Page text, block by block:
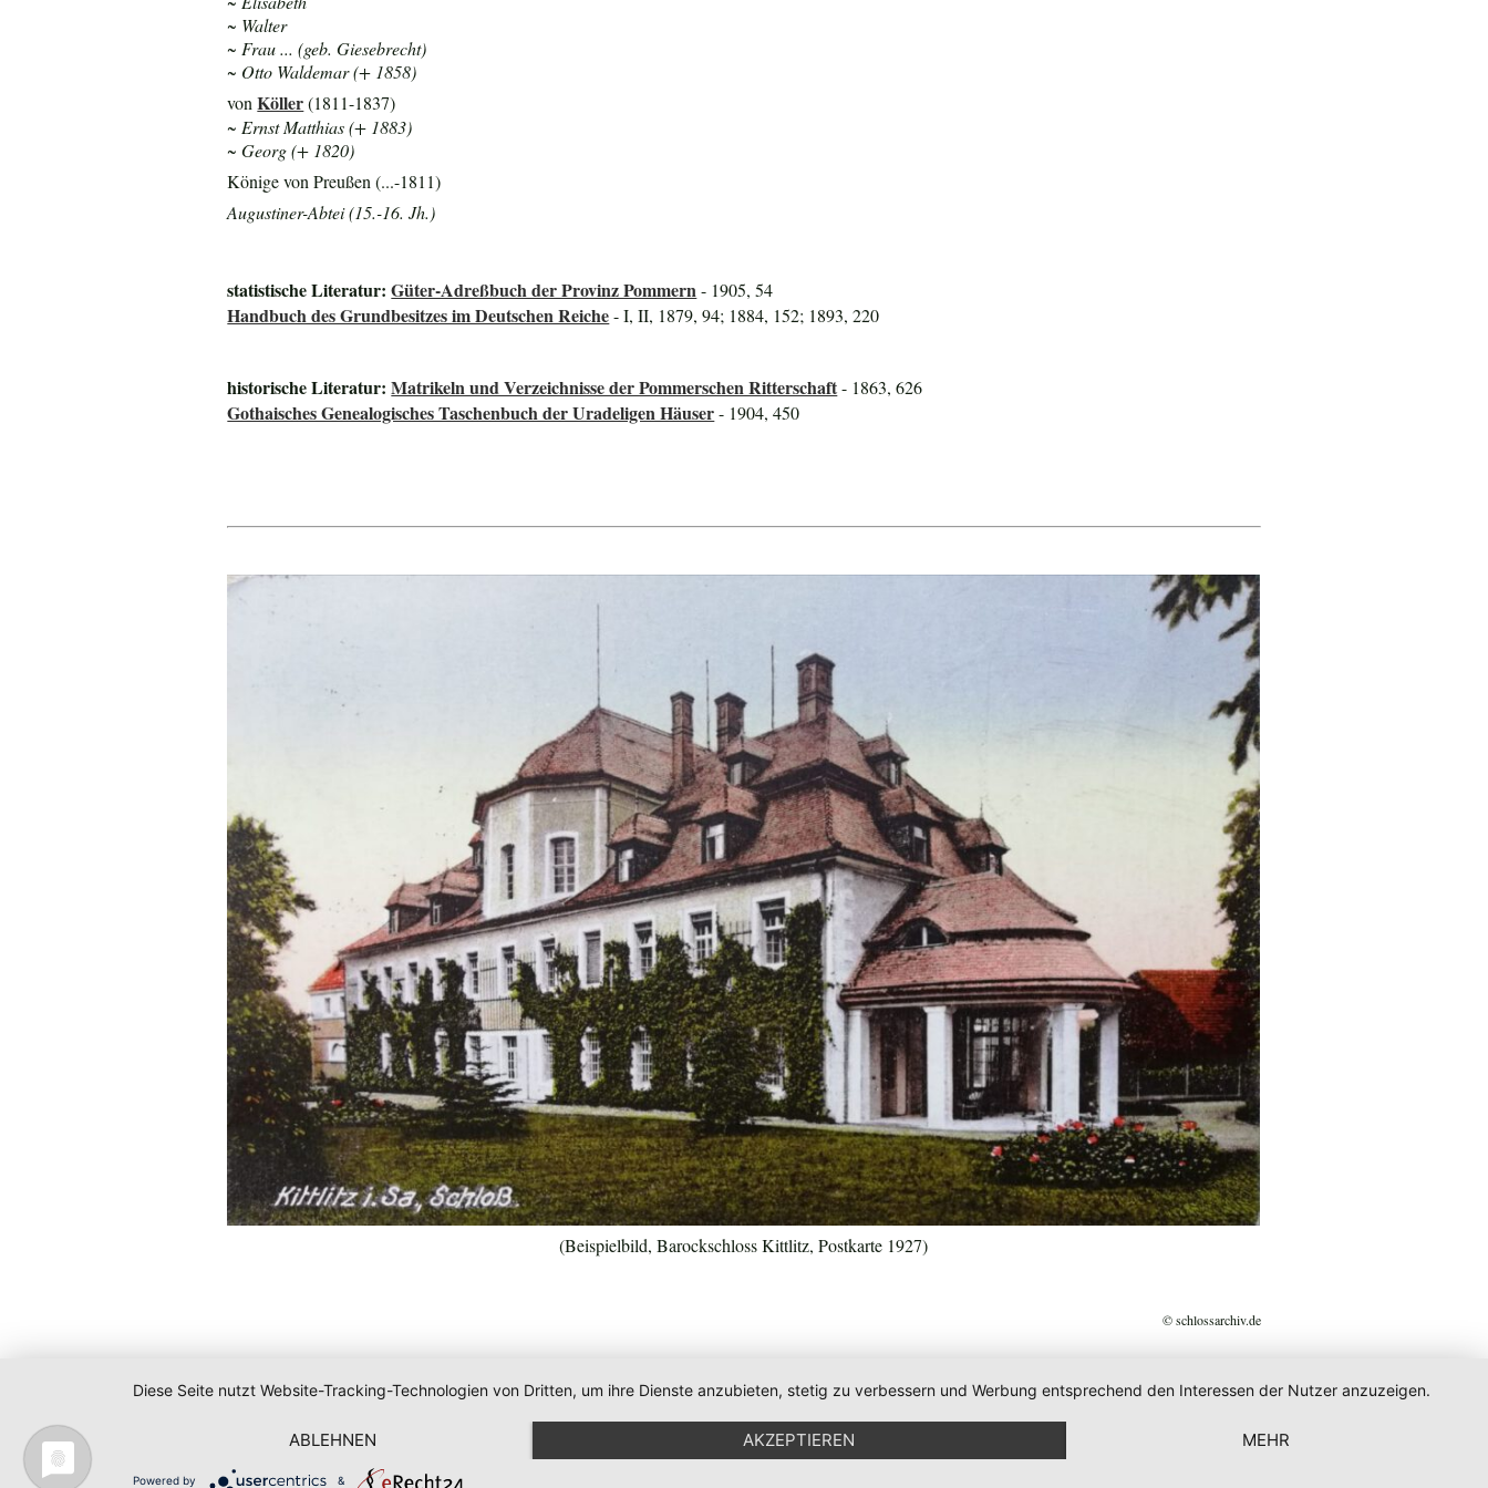
~ Walter
~ Frau ... (geb. Giesebrecht)
~ Otto Waldemar (+ 1858)
vonKöller(1811-1837)
~ Ernst Matthias (+ 1883)
~ Georg (+ 1820)
Könige von Preußen (...-1811)
Augustiner-Abtei (15.-16. Jh.)
statistische Literatur:Güter-Adreßbuch der Provinz Pommern- 1905, 54
Handbuch des Grundbesitzes im Deutschen Reiche- I, II, 1879, 94; 1884, 152; 1893, 220
historische Literatur:Matrikeln und Verzeichnisse der Pommerschen Ritterschaft- 1863, 626
Gothaisches Genealogisches Taschenbuch der Uradeligen Häuser- 1904, 450
(Beispielbild, Barockschloss Kittlitz, Postkarte 1927)
© schlossarchiv.de
Diese Seite nutzt Website-Tracking-Technologien von Dritten, um ihre Dienste anzubieten, stetig zu verbessern und Werbung entsprechend den Interessen der Nutzer anzuzeigen.
ABLEHNEN AKZEPTIEREN MEHR
Powered by &